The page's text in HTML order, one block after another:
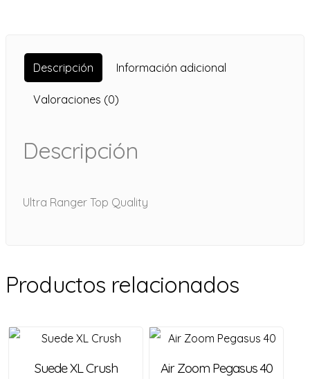
Descripción Información adicional
Valoraciones (0)
Descripción
Ultra Ranger Top Quality
Productos relacionados
Suede XL Crush Air Zoom Pegasus 40